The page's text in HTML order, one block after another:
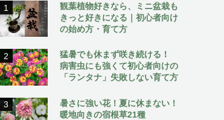
1
観葉植物好きなら、ミニ盆栽も
きっと好きになる｜初心者向け
の始め方・育て方
2
猛暑でも休まず咲き続ける！
病害虫にも強くて初心者向けの
「ランタナ」失敗しない育て方
3
暑さに強い花！夏に休まない！
暖地向きの宿根草21種